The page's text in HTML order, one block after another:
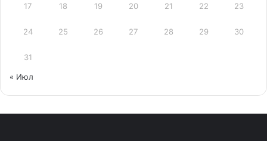
17 18 19 20 21 22 23
24 25 26 27 28 29 30
31
« Июл